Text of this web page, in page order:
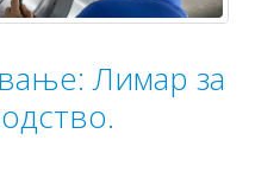
Лимар за